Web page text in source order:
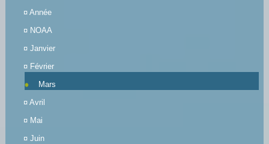
¤ Année
¤ NOAA
¤ Janvier
¤ Février
Mars
¤ Avril
¤ Mai
¤ Juin